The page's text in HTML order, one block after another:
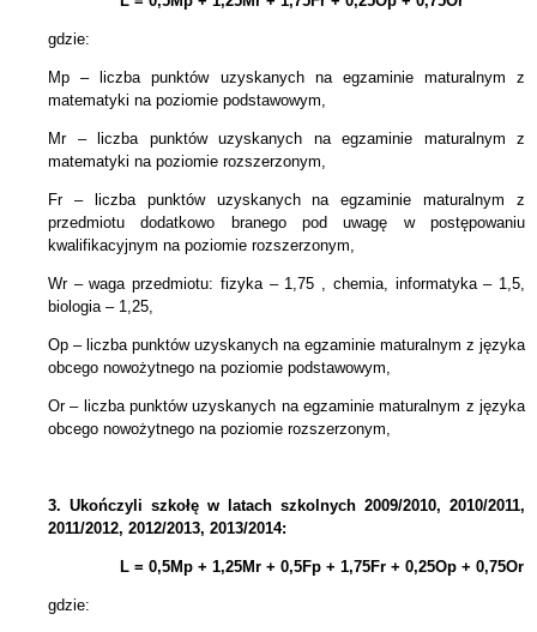
gdzie:
Mp – liczba punktów uzyskanych na egzaminie maturalnym z
matematyki na poziomie podstawowym,
Mr – liczba punktów uzyskanych na egzaminie maturalnym z
matematyki na poziomie rozszerzonym,
Fr – liczba punktów uzyskanych na egzaminie maturalnym z
przedmiotu dodatkowo branego pod uwagę w postępowaniu
kwalifikacyjnym na poziomie rozszerzonym,
Wr – waga przedmiotu: fizyka – 1,75 , chemia, informatyka – 1,5,
biologia – 1,25,
Op – liczba punktów uzyskanych na egzaminie maturalnym z języka
obcego nowożytnego na poziomie podstawowym,
Or – liczba punktów uzyskanych na egzaminie maturalnym z języka
obcego nowożytnego na poziomie rozszerzonym,
3. Ukończyli szkołę w latach szkolnych 2009/2010, 2010/2011,
2011/2012, 2012/2013, 2013/2014:
L = 0,5Mp + 1,25Mr + 0,5Fp + 1,75Fr + 0,25Op + 0,75Or
gdzie: